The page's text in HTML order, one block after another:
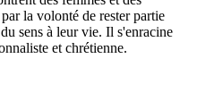
la volonté de rester partie
sens à leur vie. Il s'enracine
et chrétienne.